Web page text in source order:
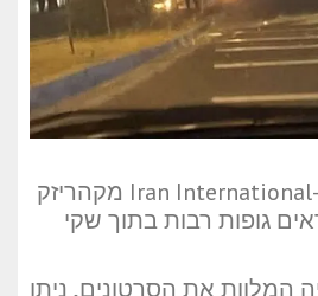
צילומים שנשלחו ל-Iran International מקהריזק
גופות רבות בתוך שקי
המלוות את הסרטונים, ניתן